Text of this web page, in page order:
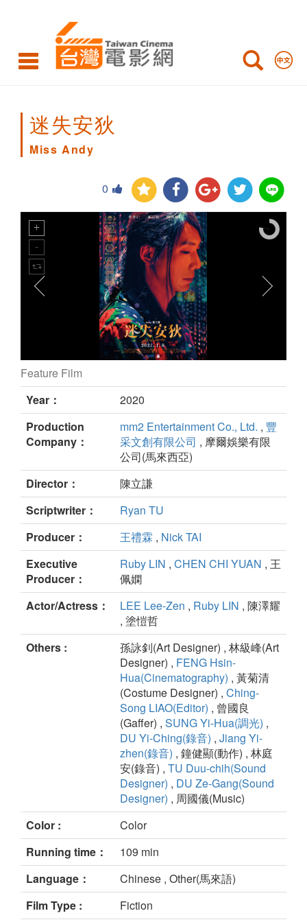
迷失安狄
Miss Andy
0
Miss Andy still
Feature Film
Year：
2020
Production
Company：
mm2 Entertainment Co., Ltd. , 豐
采文創有限公司 , 摩爾娛樂有限
公司(馬來西亞)
Director：
陳立謙
Scriptwriter：
Ryan TU
Producer：
王禮霖 , Nick TAI
Executive
Producer：
Ruby LIN , CHEN CHI YUAN , 王
佩嫻
Actor/Actress：
LEE Lee-Zen , Ruby LIN , 陳澤耀
, 塗愷哲
Others :
孫詠釗(Art Designer) , 林級峰(Art
Designer) , FENG Hsin-
Hua(Cinematography) , 黃菊清
(Costume Designer) , Ching-
Song LIAO(Editor) , 曾國良
(Gaffer) , SUNG Yi-Hua(調光) ,
DU Yi-Ching(錄音) , Jiang Yi-
zhen(錄音) , 鐘健顯(動作) , 林庭
安(錄音) , TU Duu-chih(Sound
Designer) , DU Ze-Gang(Sound
Designer) , 周國儀(Music)
Color :
Color
Running time：
109 min
Language：
Chinese , Other(馬來語)
Film Type :
Fiction